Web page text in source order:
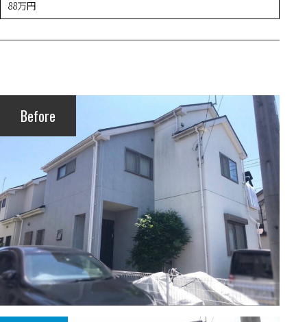
88万円
Before